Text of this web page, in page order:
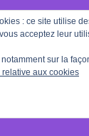
: ce site utilise
acceptez leur
sur la
relative aux cookies